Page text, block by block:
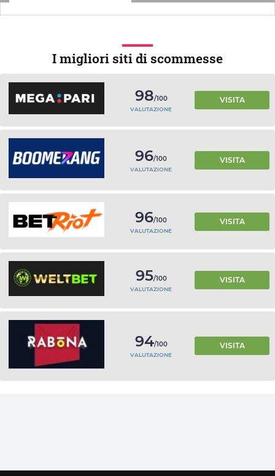
I migliori siti di scommesse
98/100
VALUTAZIONE
VISITA
96/100
VALUTAZIONE
VISITA
96/100
VALUTAZIONE
VISITA
95/100
VALUTAZIONE
VISITA
94/100
VALUTAZIONE
VISITA